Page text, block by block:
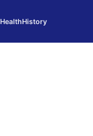
HealthHistory